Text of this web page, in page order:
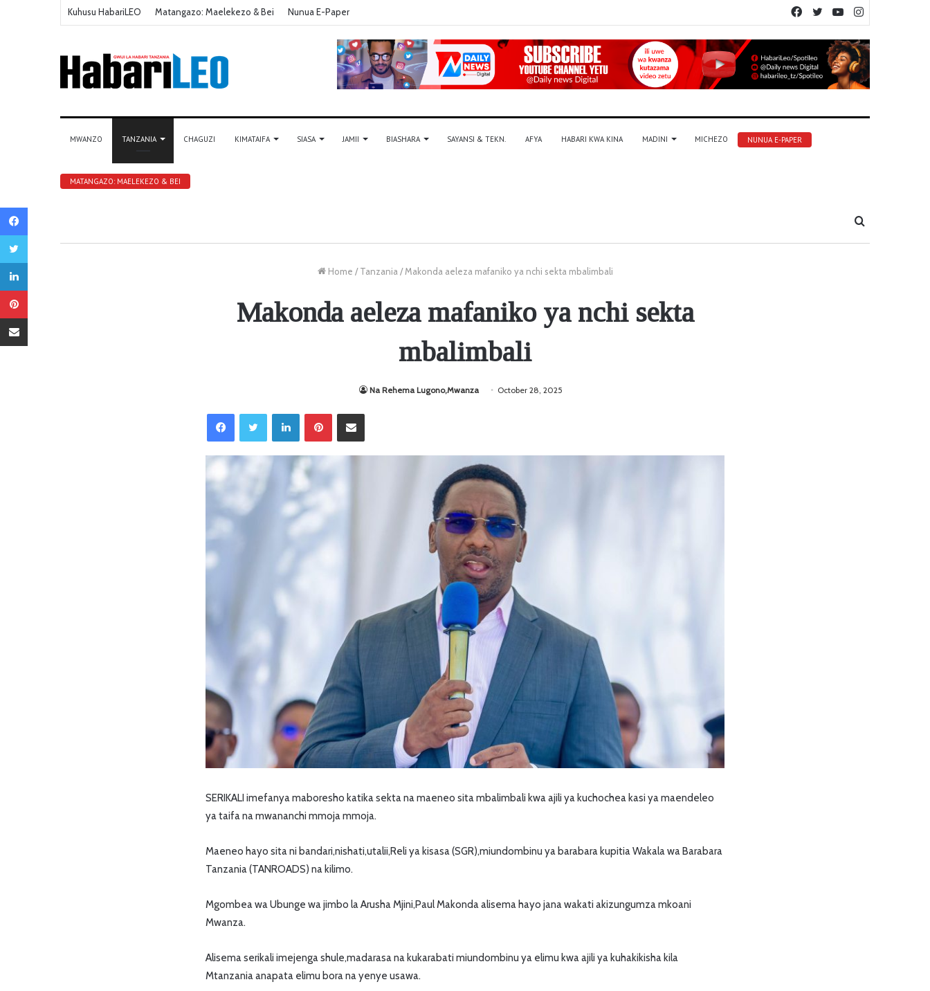
Kuhusu HabariLEO Matangazo: Maelekezo & Bei Nunua E-Paper YouTube
Twitter
Facebook
MWANZO TANZANIA CHAGUZI KIMATAIFA SIASA JAMII BIASHARA SAYANSI & TEKN. AFYA HABARI KWA KINA MADINI MICHEZO NUNUA E-PAPER
MATANGAZO: MAELEKEZO & BEI
Tafuta
Home / Tanzania / Makonda aeleza mafaniko ya nchi sekta mbalimbali
Makonda aeleza mafaniko ya nchi sekta
mbalimbali
Na Rehema Lugono,Mwanza October 28, 2025
LinkedIn
SERIKALI imefanya maboresho katika sekta na maeneo sita mbalimbali kwa ajili ya kuchochea kasi ya maendeleo
ya taifa na mwananchi mmoja mmoja.
Maeneo hayo sita ni bandari,nishati,utalii,Reli ya kisasa (SGR),miundombinu ya barabara kupitia Wakala wa Barabara
Tanzania (TANROADS) na kilimo.
Mgombea wa Ubunge wa jimbo la Arusha Mjini,Paul Makonda alisema hayo jana wakati akizungumza mkoani
Mwanza.
Alisema serikali imejenga shule,madarasa na kukarabati miundombinu ya elimu kwa ajili ya kuhakikisha kila
Mtanzania anapata elimu bora na yenye usawa.